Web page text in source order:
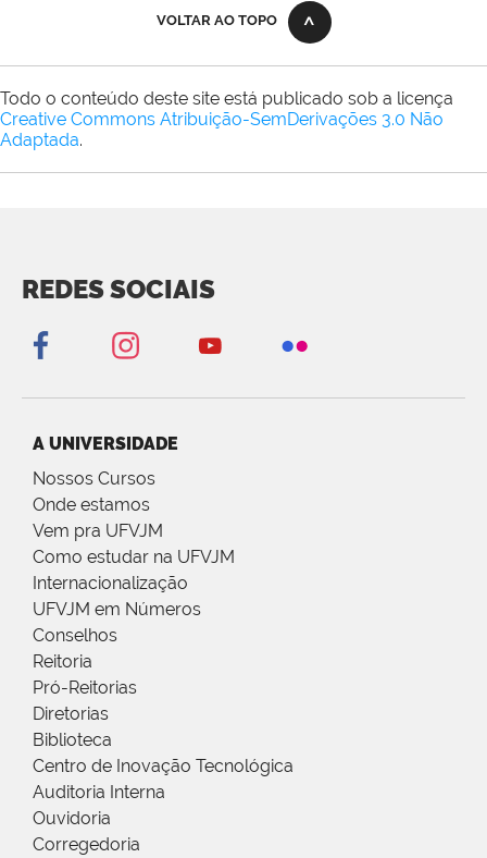
VOLTAR AO TOPO
Todo o conteúdo deste site está publicado sob a licença
Creative Commons Atribuição-SemDerivações 3.0 Não
Adaptada.
REDES SOCIAIS
A UNIVERSIDADE
Nossos Cursos
Onde estamos
Vem pra UFVJM
Como estudar na UFVJM
Internacionalização
UFVJM em Números
Conselhos
Reitoria
Pró-Reitorias
Diretorias
Biblioteca
Centro de Inovação Tecnológica
Auditoria Interna
Ouvidoria
Corregedoria